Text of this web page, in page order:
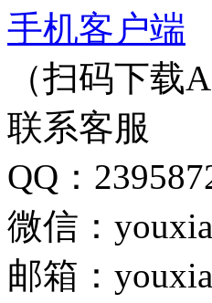
手机客户端
（扫码下载
联系客服
QQ：
微信：
邮箱：